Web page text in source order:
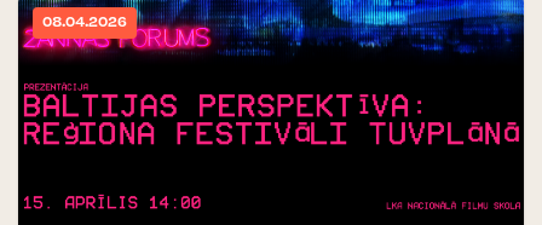
08.04.2026